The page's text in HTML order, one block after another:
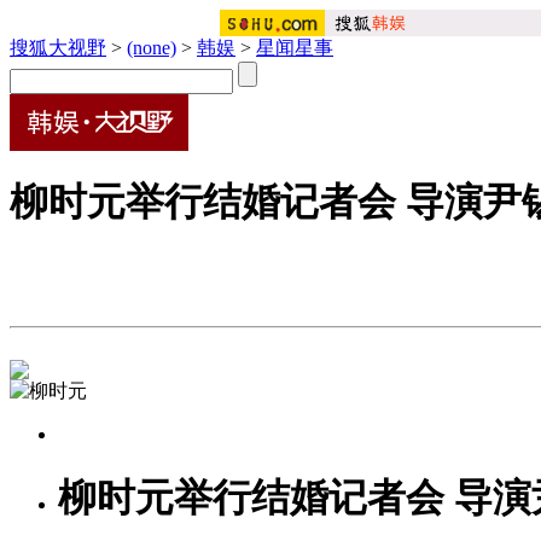
搜狐大视野 > (none) > 韩娱 > 星闻星事
柳时元举行结婚记者会 导演尹
柳时元举行结婚记者会 导